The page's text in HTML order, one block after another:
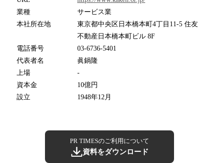
業種
サービス業
本社所在地
東京都中央区日本橋本町4丁目11-5 住友
不動産日本橋本町ビル 8F
電話番号
03-6736-5401
代表者名
眞鍋隆
上場
-
資本金
10億円
設立
1948年12月
PR TIMESのご利用について
資料をダウンロード